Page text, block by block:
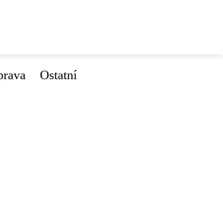
Ostatní